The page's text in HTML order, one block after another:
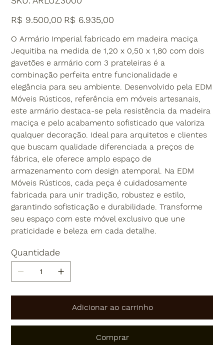
ARLUZ3000
Preço
original
R$ 9.500,00 Preço
promocional
R$ 6.935,00
O Armário Imperial fabricado em madeira maciça
Jequitiba na medida de 1,20 x 0,50 x 1,80 com dois
gavetões e armário com 3 prateleiras é a
combinação perfeita entre funcionalidade e
elegância para seu ambiente. Desenvolvido pela EDM
Móveis Rústicos, referência em móveis artesanais,
este armário destaca-se pela resistência da madeira
maciça e pelo acabamento sofisticado que valoriza
qualquer decoração. Ideal para arquitetos e clientes
que buscam qualidade diferenciada a preços de
fábrica, ele oferece amplo espaço de
armazenamento com design atemporal. Na EDM
Móveis Rústicos, cada peça é cuidadosamente
fabricada para unir tradição, robustez e estilo,
garantindo sofisticação e durabilidade. Transforme
seu espaço com este móvel exclusivo que une
praticidade e beleza em cada detalhe.
Quantidade
Adicionar ao carrinho
Comprar